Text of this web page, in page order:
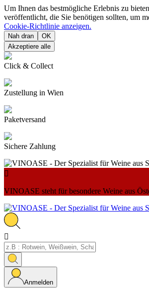
Um Ihnen das bestmögliche Erlebnis zu
veröffentlicht, die Sie benötigen sollten, um
Cookie-Richtlinie anzeigen.
Nah dran
OK
Akzeptiere alle
Click & Collect
Zustellung in Wien
Paketversand
Sichere Zahlung

VINOASE steht für besondere Weine aus

Anmelden